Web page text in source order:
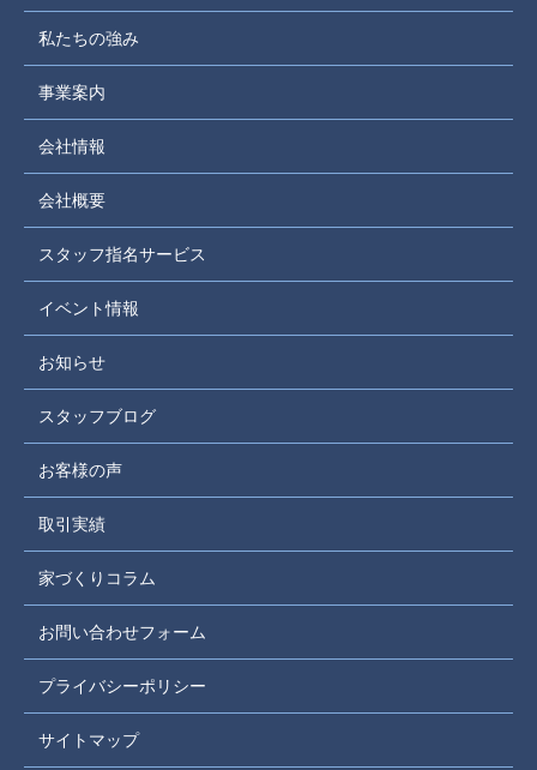
私たちの強み
事業案内
会社情報
会社概要
スタッフ指名サービス
イベント情報
お知らせ
スタッフブログ
お客様の声
取引実績
家づくりコラム
お問い合わせフォーム
プライバシーポリシー
サイトマップ